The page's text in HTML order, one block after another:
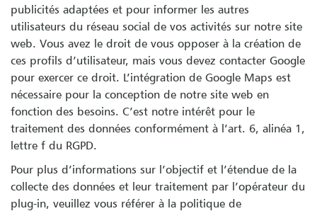
publicités adaptées et pour informer les autres
utilisateurs du réseau social de vos activités sur notre site
web. Vous avez le droit de vous opposer à la création de
ces profils d’utilisateur, mais vous devez contacter Google
pour exercer ce droit. L’intégration de Google Maps est
nécessaire pour la conception de notre site web en
fonction des besoins. C’est notre intérêt pour le
traitement des données conformément à l’art. 6, alinéa 1,
lettre f du RGPD.
Pour plus d’informations sur l’objectif et l’étendue de la
collecte des données et leur traitement par l’opérateur du
plug-in, veuillez vous référer à la politique de